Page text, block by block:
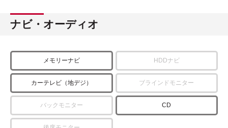
ナビ・オーディオ
メモリーナビ HDDナビ
カーテレビ（地デジ） ブラインドモニター
バックモニター CD